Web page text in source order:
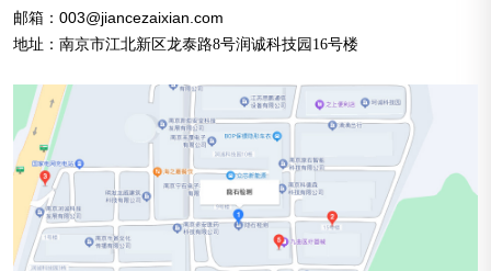
邮箱：003@jiancezaixian.com
地址：南京市江北新区龙泰路8号润诚科技园16号楼